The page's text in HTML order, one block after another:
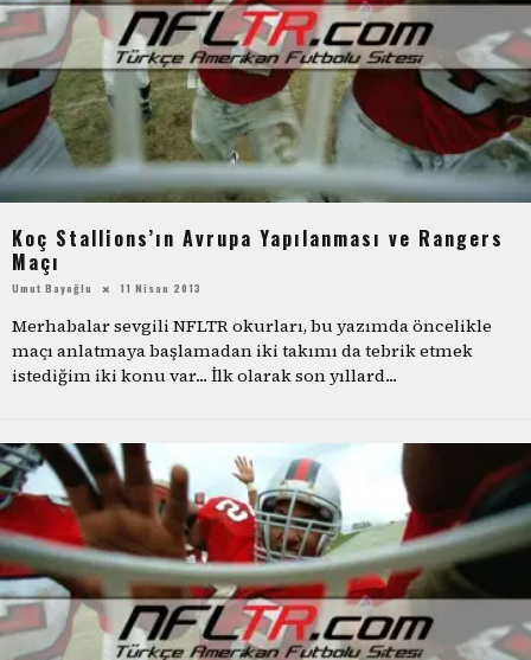
Koç Stallions’ın Avrupa Yapılanması ve Rangers
Maçı
Umut Bayoğlu 11 Nisan 2013
Merhabalar sevgili NFLTR okurları, bu yazımda öncelikle
maçı anlatmaya başlamadan iki takımı da tebrik etmek
istediğim iki konu var... İlk olarak son yıllard...